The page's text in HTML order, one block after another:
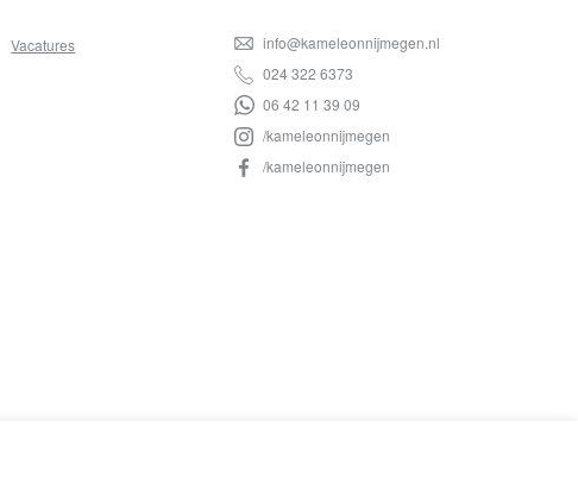
Vacatures
info@kameleonnijmegen.nl
024 322 6373
06 42 11 39 09
/kameleonnijmegen
/kameleonnijmegen